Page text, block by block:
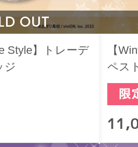
OUT
Style】トレーデ
ジ
【
ペス